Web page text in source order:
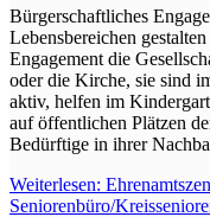
Bürgerschaftliches
Lebensbereichen
Engagement die
oder die Kirche, sie sind
aktiv, helfen im
auf öffentlichen Plätzen
Bedürftige in ihrer
Weiterlesen:
Seniorenbüro/